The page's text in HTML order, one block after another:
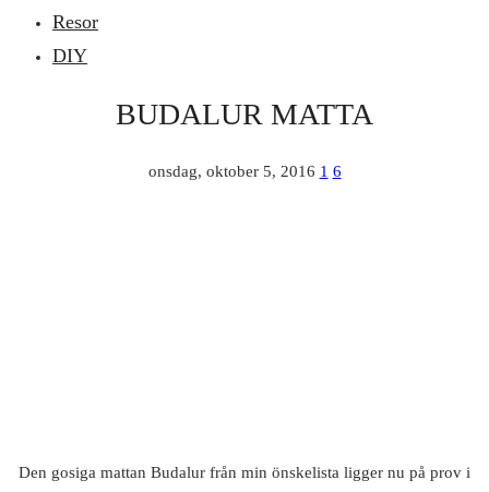
Resor
DIY
BUDALUR MATTA
onsdag, oktober 5, 2016 1 6
Den gosiga mattan Budalur från min önskelista ligger nu på prov i